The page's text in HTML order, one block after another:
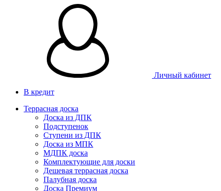
Личный кабинет
В кредит
Террасная доска
Доска из ДПК
Подступенок
Ступени из ДПК
Доска из МПК
МДПК доска
Комплектующие для доски
Дешевая террасная доска
Палубная доска
Доска Премиум